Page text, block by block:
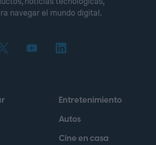
navegar el mundo digital.
Entretenimiento
Autos
Cine en casa